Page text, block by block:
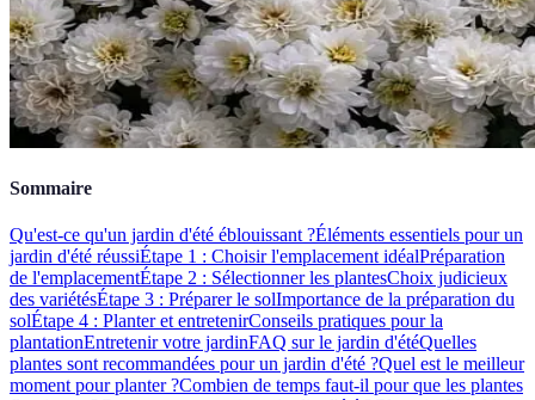
Sommaire
Qu'est-ce qu'un jardin d'été éblouissant ?Éléments essentiels pour un
jardin d'été réussiÉtape 1 : Choisir l'emplacement idéalPréparation
de l'emplacementÉtape 2 : Sélectionner les plantesChoix judicieux
des variétésÉtape 3 : Préparer le solImportance de la préparation du
solÉtape 4 : Planter et entretenirConseils pratiques pour la
plantationEntretenir votre jardinFAQ sur le jardin d'étéQuelles
plantes sont recommandées pour un jardin d'été ?Quel est le meilleur
moment pour planter ?Combien de temps faut-il pour que les plantes